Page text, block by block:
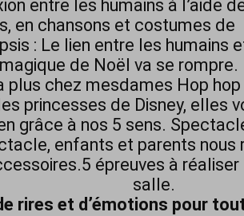
entre les humains à l’aide
en chansons et costumes de
: Le lien entre les humains
de Noël va se rompre.
plus chez mesdames Hop
princesses de Disney, elles
grâce à nos 5 sens.
enfants et parents nous
épreuves à
salle.
rires et d’émotions pour